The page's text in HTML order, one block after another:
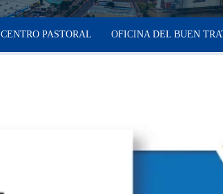
CENTRO PASTORAL OFICINA DEL BUEN